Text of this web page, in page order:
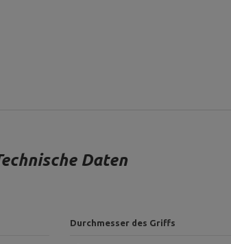
Daten
Durchmesser des Griffs